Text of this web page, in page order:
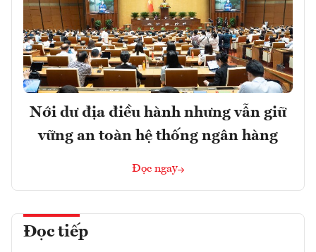
Nới dư địa điều hành nhưng vẫn giữ
vững an toàn hệ thống ngân hàng
Đọc ngay
Đọc tiếp